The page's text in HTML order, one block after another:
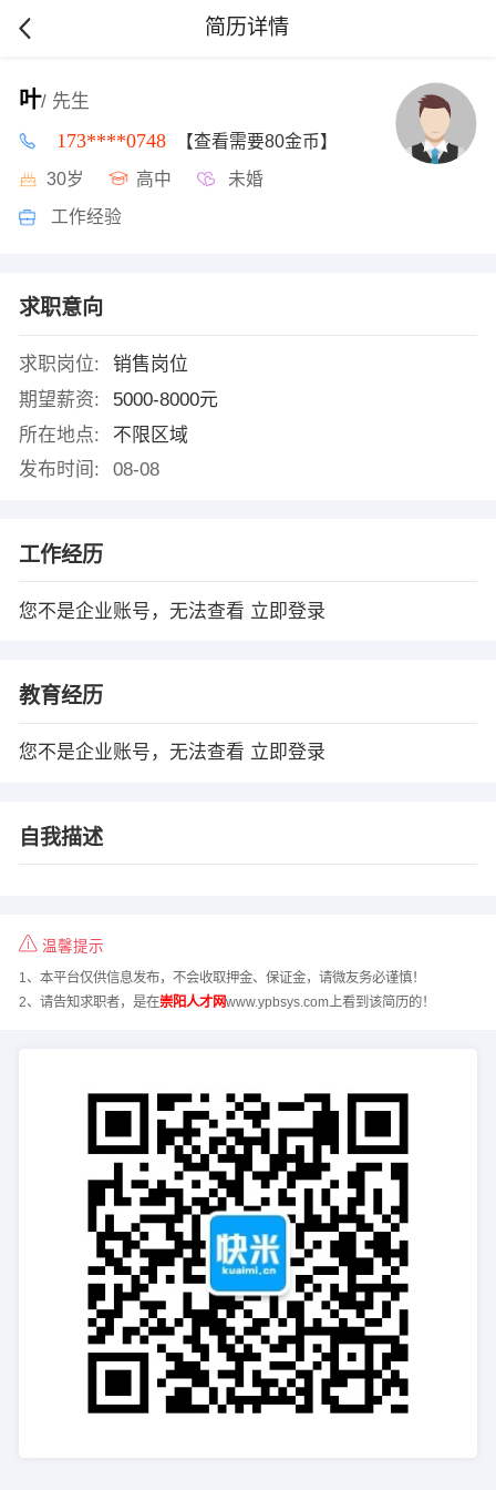
简历详情
叶/ 先生
173****0748 【查看需要80金币】
30岁 高中 未婚
工作经验
求职意向
求职岗位:
销售岗位
期望薪资:
5000-8000元
所在地点:
不限区域
发布时间:
08-08
工作经历
您不是企业账号，无法查看 立即登录
教育经历
您不是企业账号，无法查看 立即登录
自我描述
温馨提示
1、本平台仅供信息发布，不会收取押金、保证金，请微友务必谨慎！
2、请告知求职者，是在崇阳人才网www.ypbsys.com上看到该简历的！